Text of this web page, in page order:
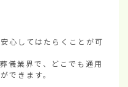
心してはたらくことが可
儀業界で、どこでも通用
できます。